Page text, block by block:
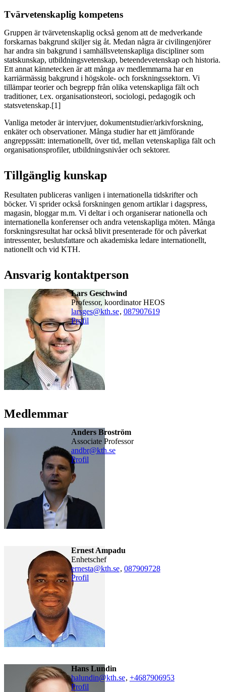
Tvärvetenskaplig kompetens
Gruppen är tvärvetenskaplig också genom att de medverkande
forskarnas bakgrund skiljer sig åt. Medan några är civilingenjörer
har andra sin bakgrund i samhällsvetenskapliga discipliner som
statskunskap, utbildningsvetenskap, beteendevetenskap och historia.
Ett annat kännetecken är att många av medlemmarna har en
karriärmässig bakgrund i högskole- och forskningssektorn. Vi
tillämpar teorier och begrepp från olika vetenskapliga fält och
traditioner, t.ex. organisationsteori, sociologi, pedagogik och
statsvetenskap.[1]
Vanliga metoder är intervjuer, dokumentstudier/arkivforskning,
enkäter och observationer. Många studier har ett jämförande
angreppssätt: internationellt, över tid, mellan vetenskapliga fält och
organisationsprofiler, utbildningsnivåer och sektorer.
Tillgänglig kunskap
Resultaten publiceras vanligen i internationella tidskrifter och
böcker. Vi sprider också forskningen genom artiklar i dagspress,
magasin, bloggar m.m. Vi deltar i och organiserar nationella och
internationella konferenser och andra vetenskapliga möten. Många
forskningsresultat har också blivit presenterade för och påverkat
intressenter, beslutsfattare och akademiska ledare internationellt,
nationellt och vid KTH.
Ansvarig kontaktperson
Lars Geschwind
Professor, koordinator HEOS
larsges@kth.se, 087907619
Profil
Medlemmar
Anders Broström
Associate Professor
andbr@kth.se
Profil
Ernest Ampadu
enhetschef
ernesta@kth.se, 087909728
Profil
Hans Lundin
halundin@kth.se, +4687906953
Profil